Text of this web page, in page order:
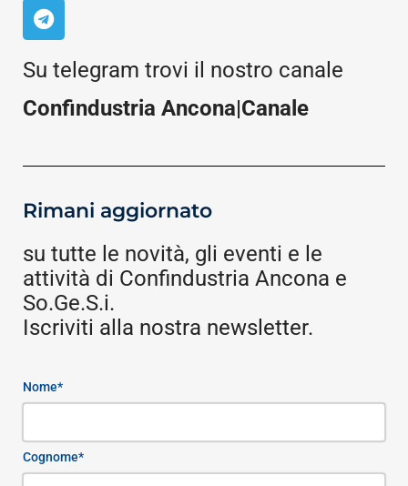
Su telegram trovi il nostro canale
Confindustria Ancona|Canale
Rimani aggiornato
su tutte le novità, gli eventi e le
attività di Confindustria Ancona e
So.Ge.S.i.
Iscriviti alla nostra newsletter.
Nome*
Cognome*